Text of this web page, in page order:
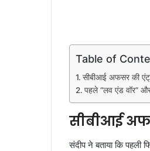
Table of
सीबीआई अफसर की
पहले “लव एंड वॉर” और
सीबीआई
संदीप ने बताया कि पहली